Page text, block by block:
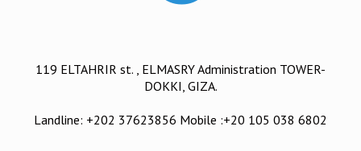
119 ELTAHRIR st. , ELMASRY Administration TOWER-
DOKKI, GIZA.
Landline: +202 37623856 Mobile :+20 105 038 6802